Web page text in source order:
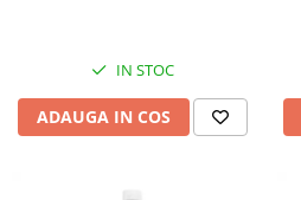
IN STOC
ADAUGA IN COS